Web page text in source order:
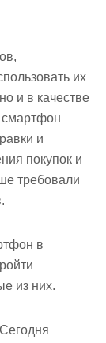
их
и в качестве
смартфон
и
покупок и
требовали
в
из них.